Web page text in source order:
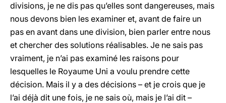
divisions, je ne dis pas qu’elles sont dangereuses, mais
nous devons bien les examiner et, avant de faire un
pas en avant dans une division, bien parler entre nous
et chercher des solutions réalisables. Je ne sais pas
vraiment, je n’ai pas examiné les raisons pour
lesquelles le Royaume Uni a voulu prendre cette
décision. Mais il y a des décisions – et je crois que je
l’ai déjà dit une fois, je ne sais où, mais je l’ai dit –